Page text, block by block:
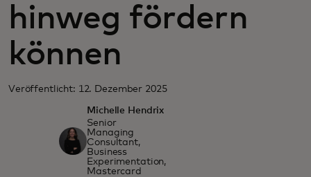
hinweg fördern
können
Veröffentlicht: 12. Dezember 2025
Michelle Hendrix
Senior
Managing
Consultant,
Business
Experimentation,
Mastercard